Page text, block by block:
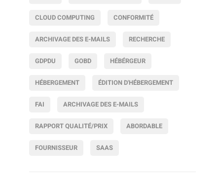
CLOUD COMPUTING CONFORMITÉ
ARCHIVAGE DES E-MAILS RECHERCHE
GDPDU GOBD HÉBÉRGEUR
HÉBERGEMENT ÉDITION D'HÉBERGEMENT
FAI ARCHIVAGE DES E-MAILS
RAPPORT QUALITÉ/PRIX ABORDABLE
FOURNISSEUR SAAS